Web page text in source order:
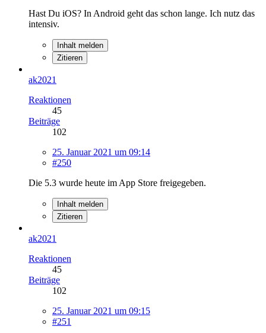
Hast Du iOS? In Android geht das schon lange. Ich nutz das
intensiv.
Inhalt melden
Zitieren
ak2021
Reaktionen
45
Beiträge
102
25. Januar 2021 um 09:14
#250
Die 5.3 wurde heute im App Store freigegeben.
Inhalt melden
Zitieren
ak2021
Reaktionen
45
Beiträge
102
25. Januar 2021 um 09:15
#251